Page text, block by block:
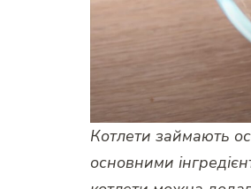
Котлети займають
основними